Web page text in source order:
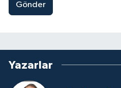
Gönder
Yazarlar